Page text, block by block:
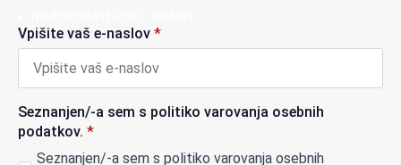
Vpišite vaš e-naslov *
Seznanjen/-a sem s politiko varovanja osebnih
podatkov. *
Seznanjen/-a sem s politiko varovanja osebnih